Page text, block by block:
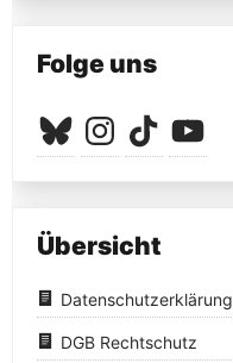
Folge uns
BlueskyInstagram
TikTokYouTube
Übersicht
Datenschutzerklärung
DGB Rechtschutz